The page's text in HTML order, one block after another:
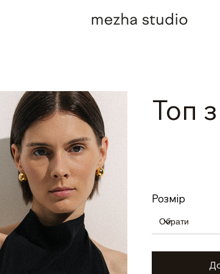
Топ
Розмір